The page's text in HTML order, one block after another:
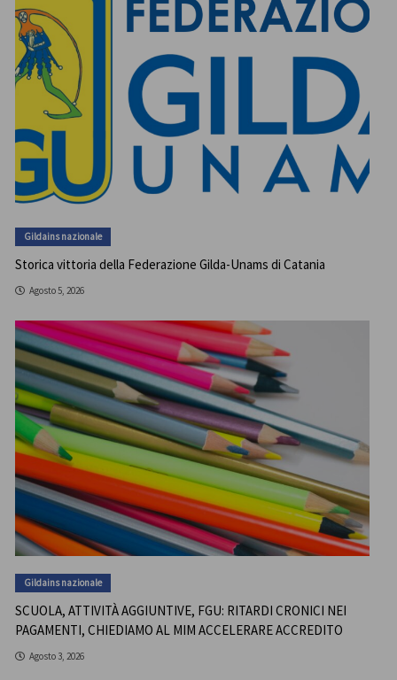
Gildains nazionale
Storica vittoria della Federazione Gilda-Unams di Catania
Agosto 5, 2026
Gildains nazionale
SCUOLA, ATTIVITÀ AGGIUNTIVE, FGU: RITARDI CRONICI NEI
PAGAMENTI, CHIEDIAMO AL MIM ACCELERARE ACCREDITO
Agosto 3, 2026